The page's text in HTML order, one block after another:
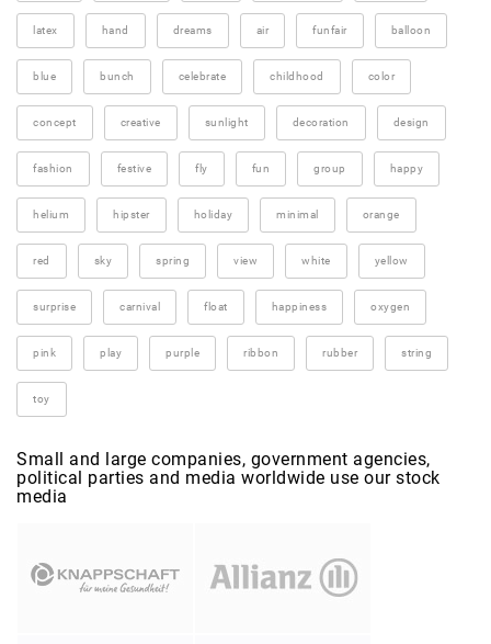
latex hand dreams air funfair balloon
blue bunch celebrate childhood color
concept creative sunlight decoration design
fashion festive fly fun group happy
helium hipster holiday minimal orange
red sky spring view white yellow
surprise carnival float happiness oxygen
pink play purple ribbon rubber string
toy
Small and large companies, government agencies,
political parties and media worldwide use our stock
media